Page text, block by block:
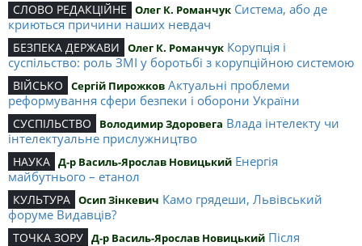
СЛОВО РЕДАКЦІЙНЕ Олег К. Романчук Система, або де
криються причини наших невдач
БЕЗПЕКА ДЕРЖАВИ Олег К. Романчук Корупція і
суспільство: роль ЗМІ у боротьбі з корупційною системою
ВІЙСЬКО Сергій Пирожков Актуальні проблеми
реформування сфери безпеки і оборони України
СУСПІЛЬСТВО Володимир Здоровега Влада інтелекту чи
інтелектуальне прислужництво
НАУКА Д-р Василь-Ярослав Новицький Енергія
майбутнього – етанол
КУЛЬТУРА Осип Зінкевич Камо грядеши, Львівський
форуме Видавців?
ТОЧКА ЗОРУ Д-р Василь-Ярослав Новицький Після